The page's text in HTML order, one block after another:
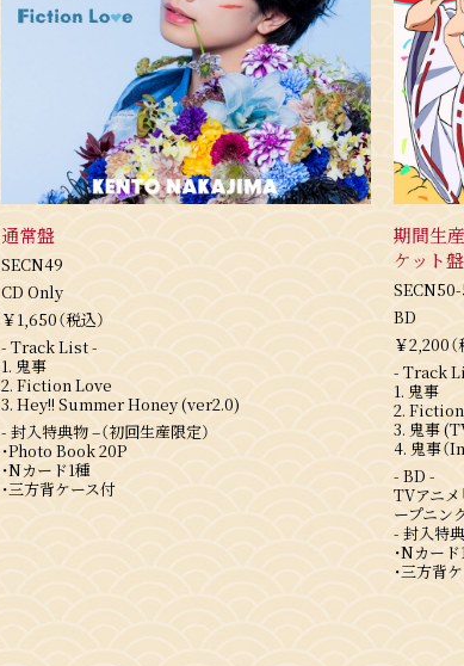
通常盤
SECN49
CD Only
￥1,650（税込）
- Track List -
1. 鬼事
2. Fiction Love
3. Hey!! Summer Honey (ver2.0)
- 封入特典物 –（初回生産限定）
・Photo Book 20P
・Nカード1種
・三方背ケース付
期間生
ケット盤
BD
￥2,200（
- Track
1. 鬼事
2.
3. 鬼事
4. 鬼事（
- BD -
TVアニメ
ープニン
- 封入特
・Nカー
・三方背
[商品仕様]
◎初回仕様＆期間生産限定盤
7inchレコードサイズアニメ絵柄描きおろし
初回仕様限定CDサイズジャケットカード・
※初回仕様の在庫がなくなり次第、通常仕様
収録内容：
01. ロマンティックがほしいなら
03. ロマンティックがほしいなら (Anime
04. ロマンティックがほしいなら